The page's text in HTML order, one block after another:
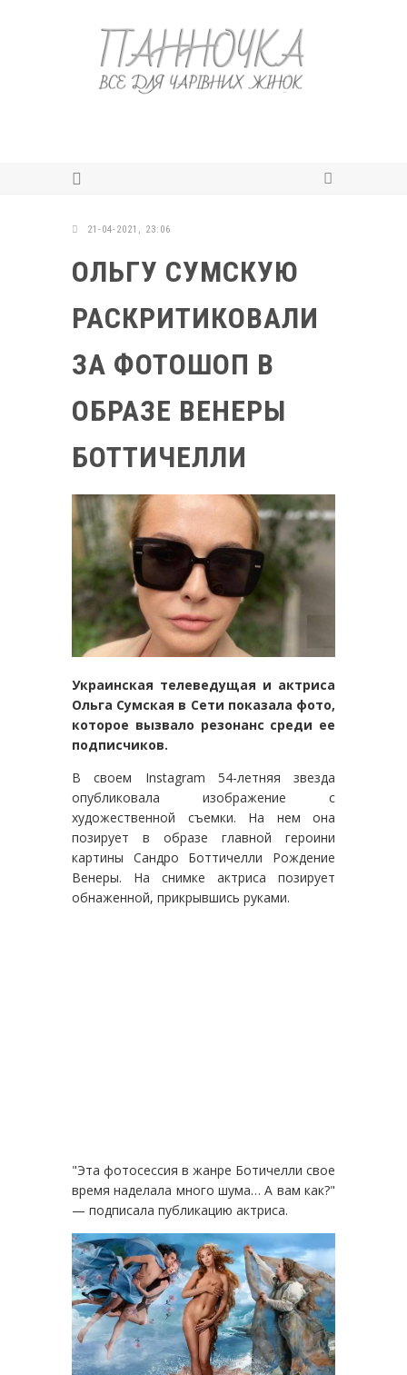
21-04-2021, 23:06
ОЛЬГУ СУМСКУЮ
РАСКРИТИКОВАЛИ
ЗА ФОТОШОП В
ОБРАЗЕ ВЕНЕРЫ
БОТТИЧЕЛЛИ
Украинская телеведущая и актриса
Ольга Сумская в Сети показала фото,
которое вызвало резонанс среди ее
подписчиков.
В своем Instagram 54-летняя звезда
опубликовала изображение с
художественной съемки. На нем она
позирует в образе главной героини
картины Сандро Боттичелли Рождение
Венеры. На снимке актриса позирует
обнаженной, прикрывшись руками.
"Эта фотосессия в жанре Ботичелли свое
время наделала много шума… А вам как?"
— подписала публикацию актриса.